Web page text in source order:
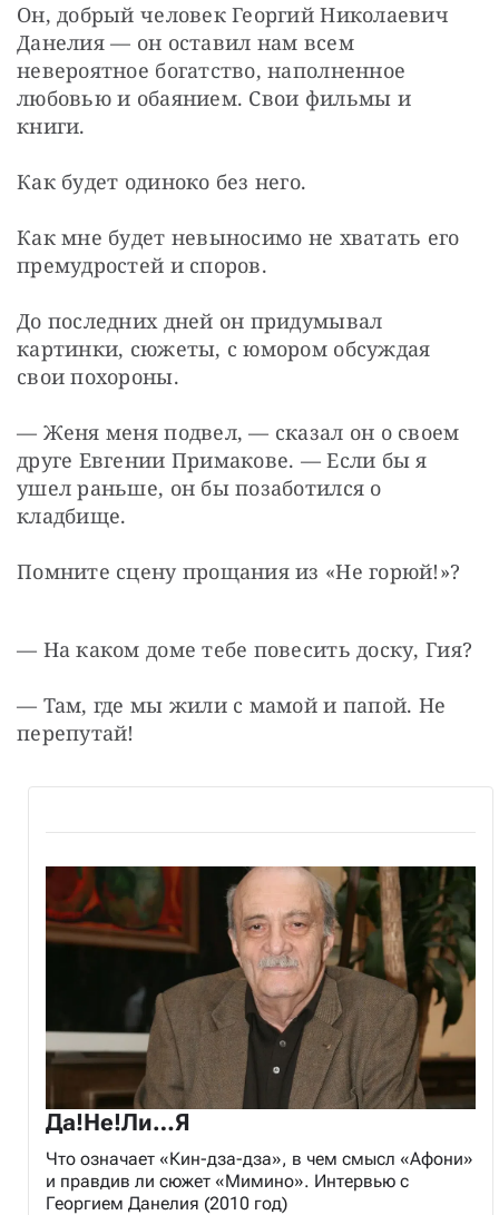
Он, добрый человек Георгий Николаевич
Данелия — он оставил нам всем
невероятное богатство, наполненное
любовью и обаянием. Свои фильмы и
книги.
Как будет одиноко без него.
Как мне будет невыносимо не хватать его
премудростей и споров.
До последних дней он придумывал
картинки, сюжеты, с юмором обсуждая
свои похороны.
— Женя меня подвел, — сказал он о своем
друге Евгении Примакове. — Если бы я
ушел раньше, он бы позаботился о
кладбище.
Помните сцену прощания из «Не горюй!»?
— На каком доме тебе повесить доску, Гия?
— Там, где мы жили с мамой и папой. Не
перепутай!
Да!Не!Ли…Я
Что означает «Кин-дза-дза», в чем смысл «Афони»
и правдив ли сюжет «Мимино». Интервью с
Георгием Данелия (2010 год)